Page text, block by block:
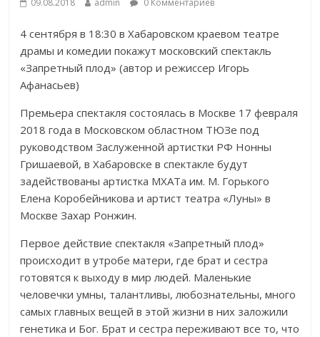
09.08.2018 admin 0 Комментариев
4 сентября в 18:30 в Хабаровском краевом театре
драмы и комедии покажут московский спектакль
«Запретный плод» (автор и режиссер Игорь
Афанасьев)
Премьера спектакля состоялась в Москве 17 февраля
2018 года в Московском областном ТЮЗе под
руководством Заслуженной артистки РФ Нонны
Гришаевой, в Хабаровске в спектакле будут
задействованы артистка МХАТа им. М. Горького
Елена Коробейникова и артист театра «Луны» в
Москве Захар Ронжин.
Первое действие спектакля «Запретный плод»
происходит в утробе матери, где брат и сестра
готовятся к выходу в мир людей. Маленькие
человечки умны, талантливы, любознательны, много
самых главных вещей в этой жизни в них заложили
генетика и Бог. Брат и сестра переживают все то, что